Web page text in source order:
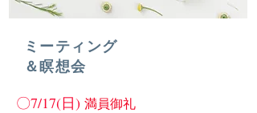
ミーティング
＆瞑想会
〇7/17(日) 満員御礼